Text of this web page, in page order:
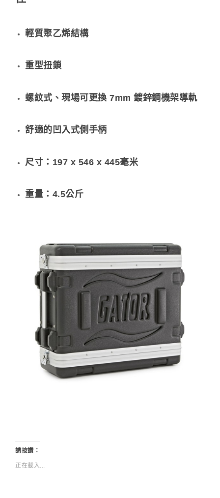
輕質聚乙烯結構
重型扭鎖
螺紋式、現場可更換 7mm 鍍鋅鋼機架導軌
舒適的凹入式側手柄
尺寸：197 x 546 x 445毫米
重量：4.5公斤
請按讚：
正在載入...